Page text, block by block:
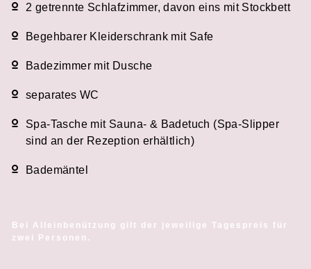
2 getrennte Schlafzimmer, davon eins mit Stockbett
Begehbarer Kleiderschrank mit Safe
Badezimmer mit Dusche
separates WC
Spa-Tasche mit Sauna- & Badetuch (Spa-Slipper
sind an der Rezeption erhältlich)
Bademäntel
Bei Alleinbenützung gilt der jeweilige Tagespreis für
zwei Personen.